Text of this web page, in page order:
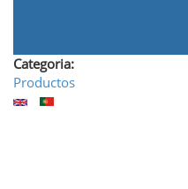
Categoria:
Productos